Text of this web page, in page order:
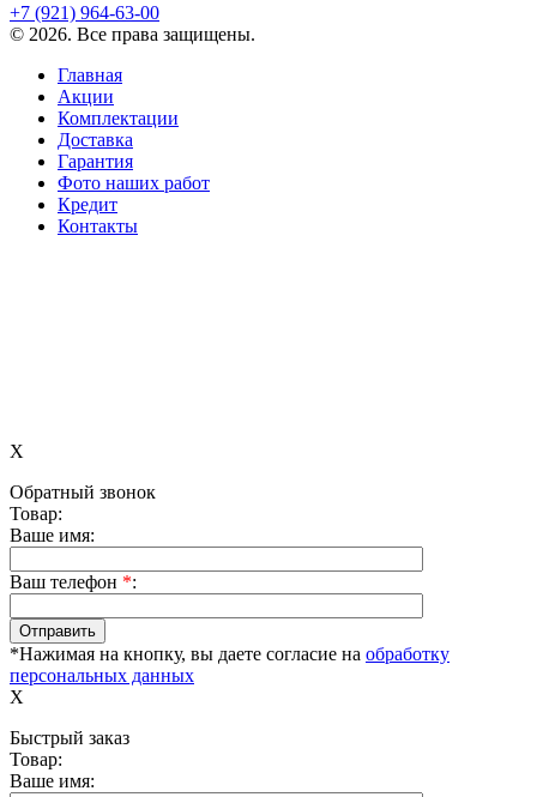
+7 (921) 964-63-00
© 2026. Все права защищены.
Главная
Акции
Комплектации
Доставка
Гарантия
Фото наших работ
Кредит
Контакты
X
Обратный звонок
Товар:
Ваше имя:
Ваш телефон *:
*Нажимая на кнопку, вы даете согласие на обработку
персональных данных
X
Быстрый заказ
Товар:
Ваше имя: